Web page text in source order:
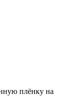
плёнку на